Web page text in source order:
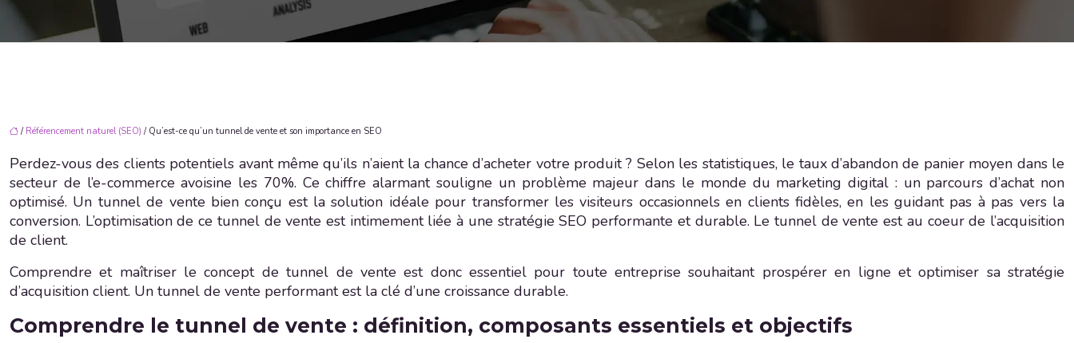
/ Référencement naturel (SEO) / Qu’est-ce qu’un tunnel de vente et son importance en SEO
Perdez-vous des clients potentiels avant même qu’ils n’aient la chance d’acheter votre produit ? Selon les statistiques, le taux d’abandon de panier moyen dans le
secteur de l’e-commerce avoisine les 70%. Ce chiffre alarmant souligne un problème majeur dans le monde du marketing digital : un parcours d’achat non
optimisé. Un tunnel de vente bien conçu est la solution idéale pour transformer les visiteurs occasionnels en clients fidèles, en les guidant pas à pas vers la
conversion. L’optimisation de ce tunnel de vente est intimement liée à une stratégie SEO performante et durable. Le tunnel de vente est au coeur de l’acquisition
de client.
Comprendre et maîtriser le concept de tunnel de vente est donc essentiel pour toute entreprise souhaitant prospérer en ligne et optimiser sa stratégie
d’acquisition client. Un tunnel de vente performant est la clé d’une croissance durable.
Comprendre le tunnel de vente : définition, composants essentiels et objectifs